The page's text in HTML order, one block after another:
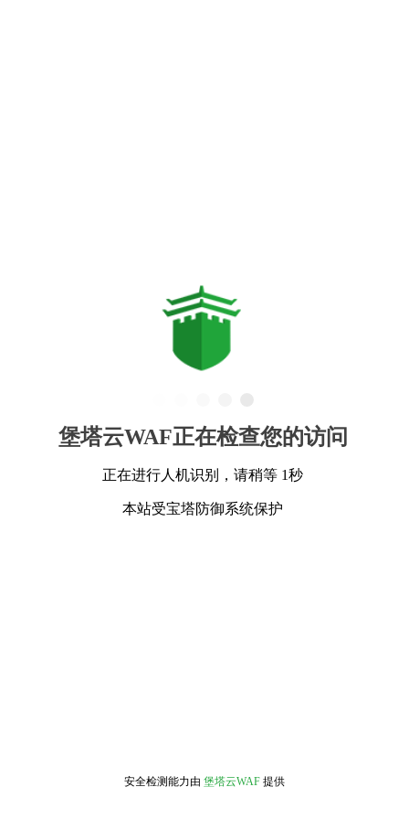
堡塔云WAF正在检查您的访问
正在进行人机识别，请稍等 1秒
本站受宝塔防御系统保护
安全检测能力由 堡塔云WAF 提供